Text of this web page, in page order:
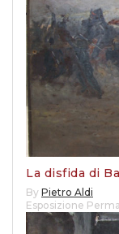
La disfida di
By Pietro Aldi
Esposizione